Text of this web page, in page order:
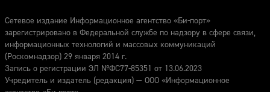
Сетевое издание Информационное агентство «Би-порт»
зарегистрировано в Федеральной службе по надзору в сфере связи,
информационных технологий и массовых коммуникаций
(Роскомнадзор) 29 января 2014 г.
Запись о регистрации ЭЛ №ФС77-85351 от 13.06.2023
Учредитель и издатель (редакция) — ООО «Информационное